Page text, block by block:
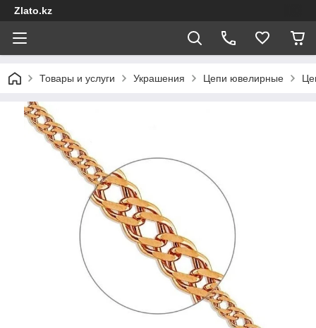
Zlato.kz
Товары и услуги Украшения Цепи ювелирные